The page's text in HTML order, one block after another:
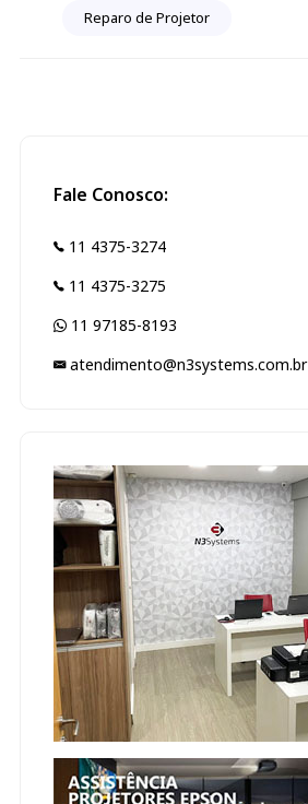
Reparo de Projetor
Fale Conosco:
11 4375-3274
11 4375-3275
11 97185-8193
atendimento@n3systems.com.br